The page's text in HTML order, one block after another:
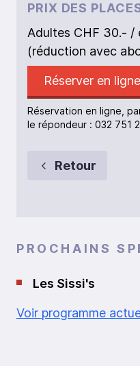
PRIX DES
Adultes CHF 30.- /
(réduction avec
Réserver en ligne
Réservation en ligne,
le répondeur : 032 751
Retour
PROCHAINS
Les Sissi's
Voir programme